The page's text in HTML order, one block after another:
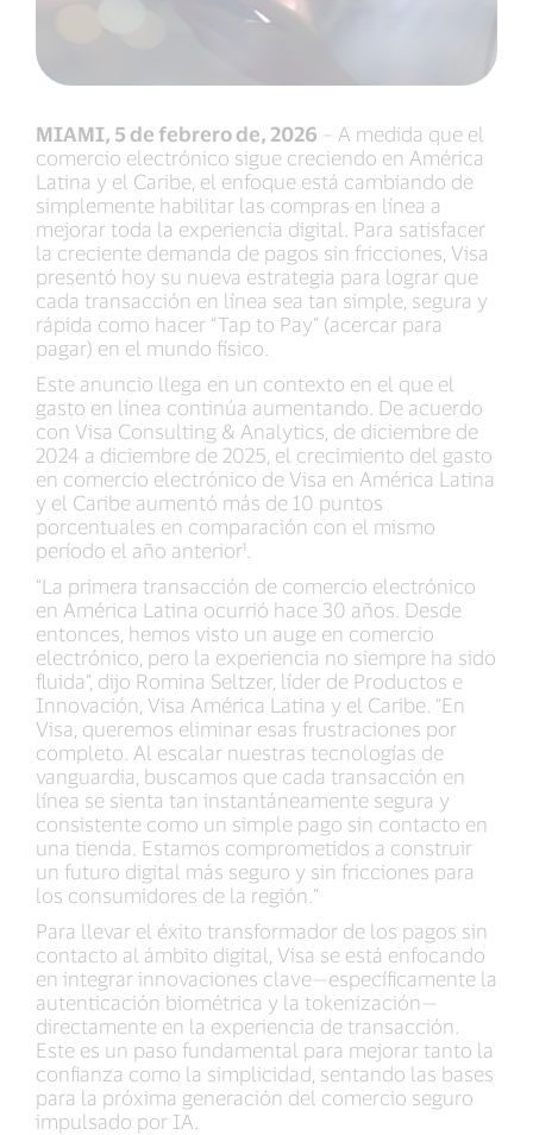
MIAMI, 5 de febrero de, 2026 – A medida que el
comercio electrónico sigue creciendo en América
Latina y el Caribe, el enfoque está cambiando de
simplemente habilitar las compras en línea a
mejorar toda la experiencia digital. Para satisfacer
la creciente demanda de pagos sin fricciones, Visa
presentó hoy su nueva estrategia para lograr que
cada transacción en línea sea tan simple, segura y
rápida como hacer “Tap to Pay” (acercar para
pagar) en el mundo físico.
Este anuncio llega en un contexto en el que el
gasto en línea continúa aumentando. De acuerdo
con Visa Consulting & Analytics, de diciembre de
2024 a diciembre de 2025, el crecimiento del gasto
en comercio electrónico de Visa en América Latina
y el Caribe aumentó más de 10 puntos
porcentuales en comparación con el mismo
período el año anterior¹.
“La primera transacción de comercio electrónico
en América Latina ocurrió hace 30 años. Desde
entonces, hemos visto un auge en comercio
electrónico, pero la experiencia no siempre ha sido
fluida”, dijo Romina Seltzer, líder de Productos e
Innovación, Visa América Latina y el Caribe. “En
Visa, queremos eliminar esas frustraciones por
completo. Al escalar nuestras tecnologías de
vanguardia, buscamos que cada transacción en
línea se sienta tan instantáneamente segura y
consistente como un simple pago sin contacto en
una tienda. Estamos comprometidos a construir
un futuro digital más seguro y sin fricciones para
los consumidores de la región.”
Para llevar el éxito transformador de los pagos sin
contacto al ámbito digital, Visa se está enfocando
en integrar innovaciones clave—específicamente la
autenticación biométrica y la tokenización—
directamente en la experiencia de transacción.
Este es un paso fundamental para mejorar tanto la
confianza como la simplicidad, sentando las bases
para la próxima generación del comercio seguro
impulsado por IA.